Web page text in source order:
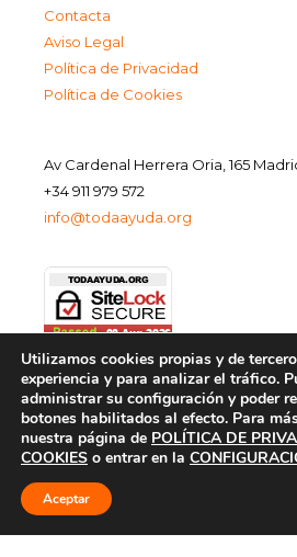
Contacta
Aviso Legal
Política de Privacidad
Política de Cookies
Av Cardenal Herrera Oria, 165
+34 911 979 572
info@todaayuda.org
© 2026 FUNDACIÓN
Utilizamos cookies propias y de
experiencia y para analizar el tráfico.
administrar su configuración y poder
botones habilitados al efecto. Para
nuestra página de POLÍTICA DE
COOKIES o entrar en la
Aceptar